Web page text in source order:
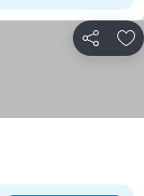
Jaa